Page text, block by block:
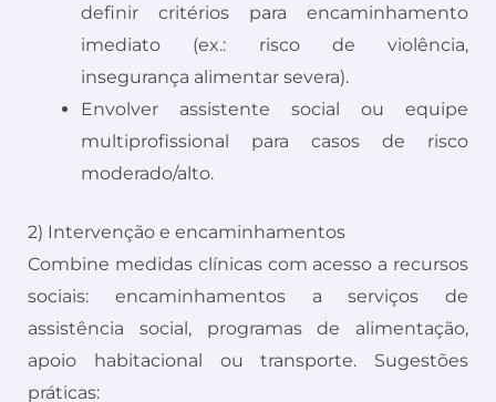
definir critérios para encaminhamento
imediato (ex.: risco de violência,
insegurança alimentar severa).
Envolver assistente social ou equipe
multiprofissional para casos de risco
moderado/alto.
2) Intervenção e encaminhamentos
Combine medidas clínicas com acesso a recursos
sociais: encaminhamentos a serviços de
assistência social, programas de alimentação,
apoio habitacional ou transporte. Sugestões
práticas: